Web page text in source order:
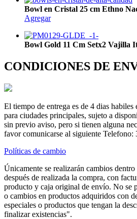
Bowl en Cristal 25 cm Ethno
Agregar
Bowl Gold 11 Cm Setx2 Vajilla
CONDICIONES DE
El tiempo de entrega es de 4 dias
para ciudades principales, sujeto a
sin previo aviso, pero si tienen alguna
favor comunicarse al siguiente Telefono:
Políticas de cambio
Únicamente se realizarán cambios
después de realizada la compra, con
producto y caja original de envío. No se
o cambios en productos adquiridos con
especiales o productos que tengan la
finalizar existencias".